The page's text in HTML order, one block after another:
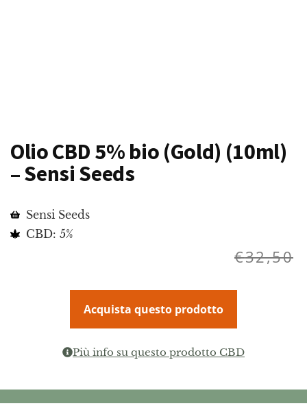
Olio CBD 5% bio (Gold) (10ml)
– Sensi Seeds
Sensi Seeds
CBD: 5%
€32,50
Acquista questo prodotto
Più info su questo prodotto CBD